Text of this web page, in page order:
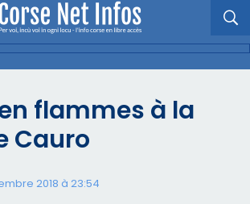
flammes à la
Cauro
2018 à 23:54